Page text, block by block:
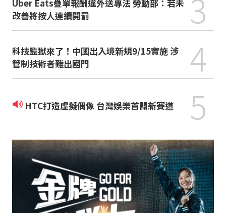
Uber Eats疊單報酬違外送專法 勞動部：若未
改善將按人連續開罰
科技監獄來了！中國出入境新規9/15實施 涉
管制技術者難出國門
4
HTC打造虛擬偶像 台灣娛樂首闢新賽道 5